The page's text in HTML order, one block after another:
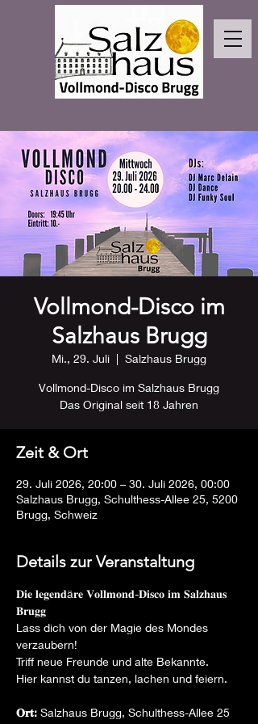
Vollmond-Disco im
Salzhaus Brugg
Mi., 29. Juli
  |
Salzhaus Brugg
Vollmond-Disco im Salzhaus Brugg
Das Original seit 18 Jahren
Zeit & Ort
29. Juli 2026, 20:00 – 30. Juli 2026, 00:00
Salzhaus Brugg, Schulthess-Allee 25, 5200
Brugg, Schweiz
Details zur Veranstaltung
𝐃𝐢𝐞 𝐥𝐞𝐠𝐞𝐧𝐝ä𝐫𝐞 𝐕𝐨𝐥𝐥𝐦𝐨𝐧𝐝-𝐃𝐢𝐬𝐜𝐨 𝐢𝐦 𝐒𝐚𝐥𝐳𝐡𝐚𝐮𝐬
𝐁𝐫𝐮𝐠𝐠
Lass dich von der Magie des Mondes
verzaubern!
Triff neue Freunde und alte Bekannte.
Hier kannst du tanzen, lachen und feiern.
𝐎𝐫𝐭: Salzhaus Brugg, Schulthess-Allee 25